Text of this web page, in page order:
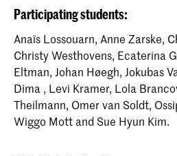
Participating students:
Anaïs Lossouarn, Anne Zarske,
Christy Westhovens, Ecaterina
Eltman, Johan Høegh, Jokubas
Dima , Levi Kramer, Lola
Theilmann, Omer van Soldt,
Wiggo Mott and Sue Hyun Kim.